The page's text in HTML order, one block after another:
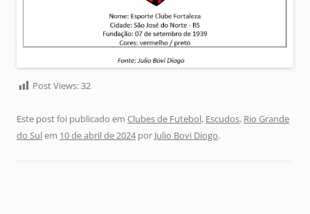
Post Views:32
Este post foi publicado em Clubes de Futebol, Escudos, Rio Grande
do Sulem 10 de abril de 2024por Julio Bovi Diogo.